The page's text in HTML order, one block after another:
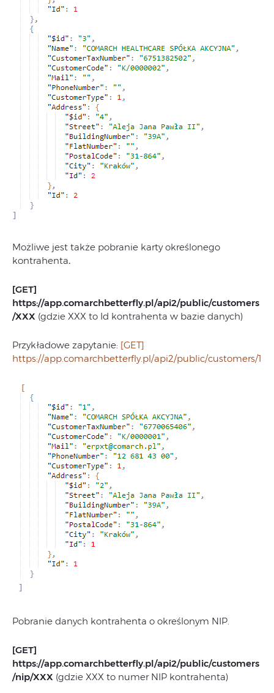
Możliwe jest także pobranie karty określonego
kontrahenta.
[GET]
https://app.comarchbetterfly.pl/api2/public/customers
/XXX (gdzie XXX to Id kontrahenta w bazie danych)
Przykładowe zapytanie: [GET]
https://app.comarchbetterfly.pl/api2/public/customers/1
Pobranie danych kontrahenta o określonym NIP.
[GET]
https://app.comarchbetterfly.pl/api2/public/customers
/nip/XXX (gdzie XXX to numer NIP kontrahenta)